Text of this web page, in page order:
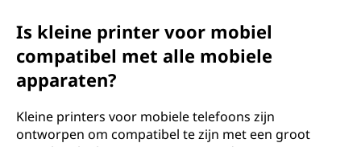
Is kleine printer voor mobiel
compatibel met alle mobiele
apparaten?
Kleine printers voor mobiele telefoons zijn
ontworpen om compatibel te zijn met een groot